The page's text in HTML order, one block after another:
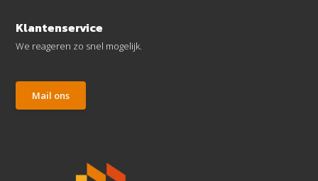
Klantenservice
We reageren zo snel mogelijk.
Mail ons